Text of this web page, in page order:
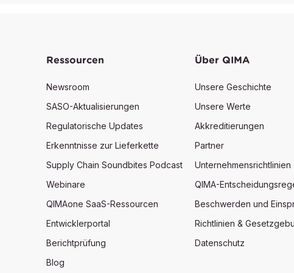
Ressourcen
Newsroom
SASO-Aktualisierungen
Regulatorische Updates
Erkenntnisse zur Lieferkette
Supply Chain Soundbites Podcast
Webinare
QIMAone SaaS-Ressourcen
Entwicklerportal
Berichtprüfung
Blog
Über QIMA
Unsere Geschichte
Unsere Werte
Akkreditierungen
Partner
Unternehmensrichtlinien
QIMA-
Beschwerden und
Richtlinien &
Datenschutz